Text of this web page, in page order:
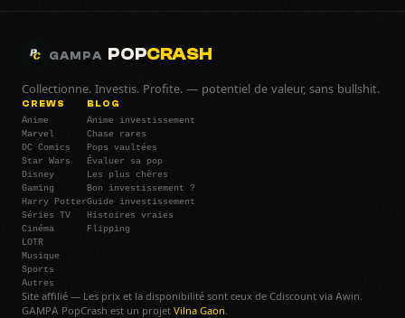
GAMPA POPCRASH
Collectionne. Investis. Profite. — potentiel de valeur, sans bullshit.
CREWS
Anime
Marvel
DC Comics
Star Wars
Disney
Gaming
Harry Potter
Séries TV
Cinéma
LOTR
Musique
Sports
Autres
BLOG
Anime investissement
Chase rares
Pops vaultées
Évaluer sa pop
Les plus chères
Bon investissement ?
Guide investissement
Histoires vraies
Flipping
Site affilié — Les prix et la disponibilité sont ceux de Cdiscount via Awin.
GAMPA PopCrash est un projet Vilna Gaon.